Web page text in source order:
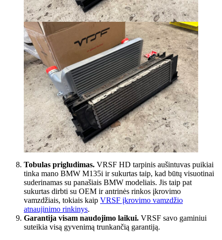
Tobulas prigludimas. VRSF HD tarpinis aušintuvas puikiai
tinka mano BMW M135i ir sukurtas taip, kad būtų visuotinai
suderinamas su panašiais BMW modeliais. Jis taip pat
sukurtas dirbti su OEM ir antrinės rinkos įkrovimo
vamzdžiais, tokiais kaip VRSF įkrovimo vamzdžio
atnaujinimo rinkinys.
Garantija visam naudojimo laikui. VRSF savo gaminiui
suteikia visą gyvenimą trunkančią garantiją.